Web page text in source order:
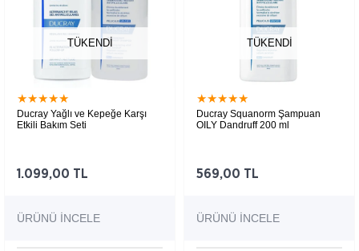
TÜKENDI
★★★★★
Ducray Yağlı ve Kepeğe Karşı
Etkili Bakım Seti
1.099,00 TL
ÜRÜNÜ İNCELE
TÜKENDI
★★★★★
Ducray Squanorm Şampuan
OILY Dandruff 200 ml
569,00 TL
ÜRÜNÜ İNCELE